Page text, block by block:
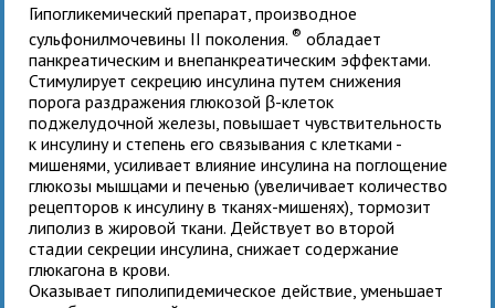
Гипогликемический препарат, производное
сульфонилмочевины II поколения.® обладает
панкреатическим и внепанкреатическим эффектами.
Стимулирует секрецию инсулина путем снижения
порога раздражения глюкозой β-клеток
поджелудочной железы, повышает чувствительность
к инсулину и степень его связывания с клетками -
мишенями, усиливает влияние инсулина на поглощение
глюкозы мышцами и печенью (увеличивает количество
рецепторов к инсулину в тканях-мишенях), тормозит
липолиз в жировой ткани. Действует во второй
стадии секреции инсулина, снижает содержание
глюкагона в крови.
Оказывает гиполипидемическое действие, уменьшает